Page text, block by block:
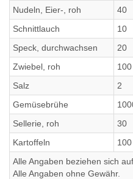
Nudeln, Eier-, roh
40
Schnittlauch
10
Speck, durchwachsen
20
Zwiebel, roh
100
Salz
2
Gemüsebrühe
Sellerie, roh
30
Kartoffeln
100
Alle Angaben beziehen sich
Alle Angaben ohne Gewähr.